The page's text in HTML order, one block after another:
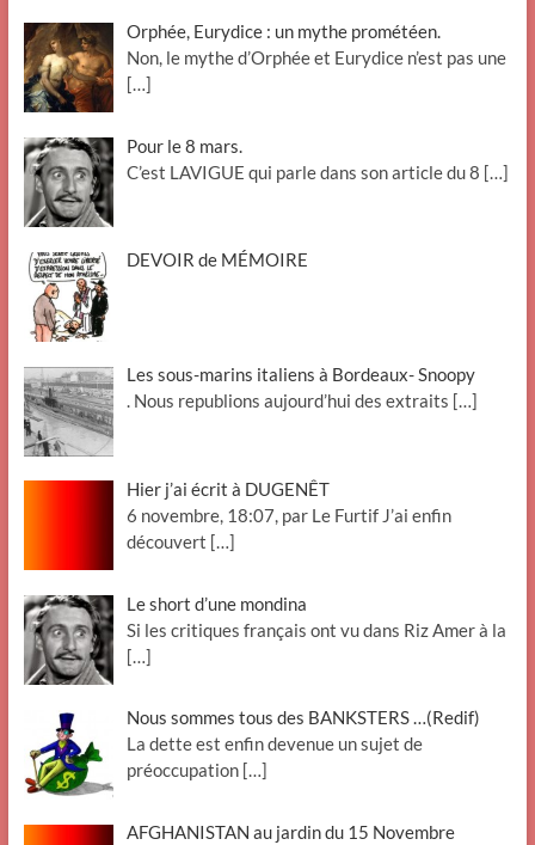
Orphée, Eurydice : un mythe prométéen.
Non, le mythe d’Orphée et Eurydice n’est pas une
[…]
Pour le 8 mars.
C’est LAVIGUE qui parle dans son article du 8 […]
DEVOIR de MÉMOIRE
Les sous-marins italiens à Bordeaux- Snoopy
. Nous republions aujourd’hui des extraits […]
Hier j’ai écrit à DUGENÊT
6 novembre, 18:07, par Le Furtif J’ai enfin
découvert […]
Le short d’une mondina
Si les critiques français ont vu dans Riz Amer à la
[…]
Nous sommes tous des BANKSTERS …(Redif)
La dette est enfin devenue un sujet de
préoccupation […]
AFGHANISTAN au jardin du 15 Novembre